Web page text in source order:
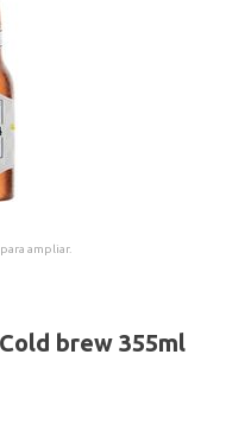
ampliar.
brew 355ml